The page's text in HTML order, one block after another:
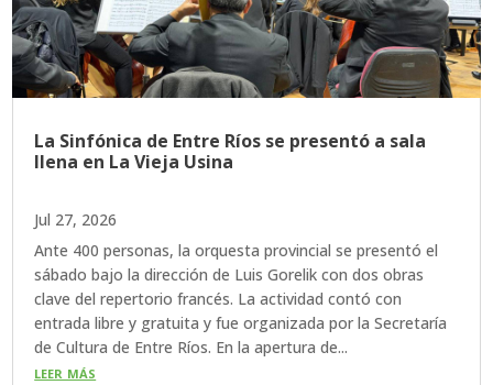
La Sinfónica de Entre Ríos se presentó a sala
llena en La Vieja Usina
Jul 27, 2026
Ante 400 personas, la orquesta provincial se presentó el
sábado bajo la dirección de Luis Gorelik con dos obras
clave del repertorio francés. La actividad contó con
entrada libre y gratuita y fue organizada por la Secretaría
de Cultura de Entre Ríos. En la apertura de...
leer más